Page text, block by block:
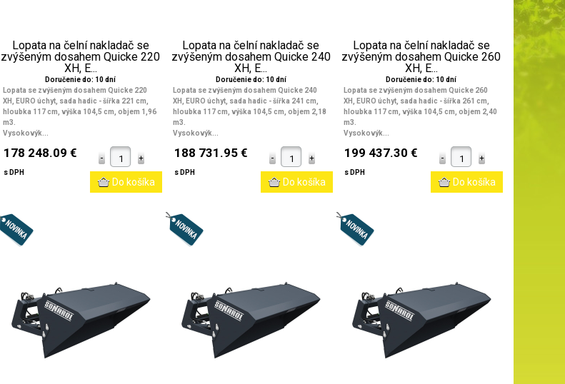
Lopata na čelní nakladač se
zvýšeným dosahem Quicke 220
XH, E...
Doručenie do: 10 dní
Lopata se zvýšeným dosahem Quicke 220
XH, EURO úchyt, sada hadic - šířka 221 cm,
hloubka 117 cm, výška 104,5 cm, objem 1,96
m3.
Vysokovýk...
178 248.09 €
s DPH
Lopata na čelní nakladač se
zvýšeným dosahem Quicke 240
XH, E...
Doručenie do: 10 dní
Lopata se zvýšeným dosahem Quicke 240
XH, EURO úchyt, sada hadic - šířka 241 cm,
hloubka 117 cm, výška 104,5 cm, objem 2,18
m3.
Vysokovýk...
188 731.95 €
s DPH
Lopata na čelní nakladač se
zvýšeným dosahem Quicke 260
XH, E...
Doručenie do: 10 dní
Lopata se zvýšeným dosahem Quicke 260
XH, EURO úchyt, sada hadic - šířka 261 cm,
hloubka 117 cm, výška 104,5 cm, objem 2,40
m3.
Vysokovýk...
199 437.30 €
s DPH